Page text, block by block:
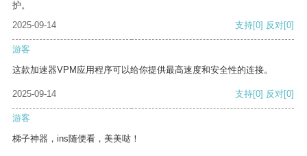
护。
2025-09-14
支持[0] 反对[0]
游客
这款加速器VPM应用程序可以给你提供最高速度和安全性的连接。
2025-09-14 支持[0] 反对[0]
游客
梯子神器，ins随便看，美美哒！